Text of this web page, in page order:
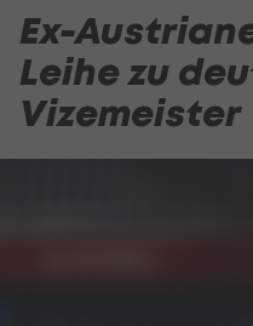
Ex-
Leihe zu
Vizemeister